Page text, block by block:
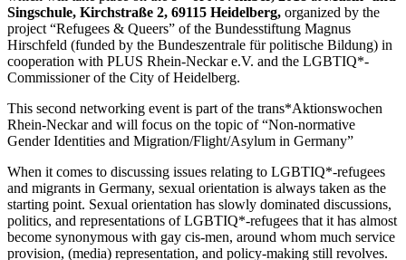
Singschule, Kirchstraße 2, 69115 Heidelberg, organized by the
project “Refugees & Queers” of the Bundesstiftung Magnus
Hirschfeld (funded by the Bundeszentrale für politische Bildung) in
cooperation with PLUS Rhein-Neckar e.V. and the LGBTIQ*-
Commissioner of the City of Heidelberg.
This second networking event is part of the trans*Aktionswochen
Rhein-Neckar and will focus on the topic of “Non-normative
Gender Identities and Migration/Flight/Asylum in Germany”
When it comes to discussing issues relating to LGBTIQ*-refugees
and migrants in Germany, sexual orientation is always taken as the
starting point. Sexual orientation has slowly dominated discussions,
politics, and representations of LGBTIQ*-refugees that it has almost
become synonymous with gay cis-men, around whom much service
provision, (media) representation, and policy-making still revolves.